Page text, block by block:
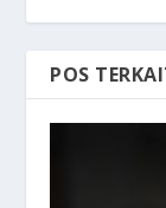
POS